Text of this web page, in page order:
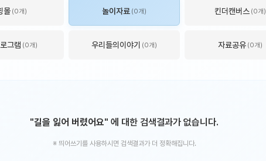
몰 (0개) 놀이자료 (0개) 킨더캔버스 (0개)
그램 (0개) 우리들의이야기 (0개) 자료공유 (0개)
"길을 잃어 버렸어요" 에 대한 검색결과가 없습니다.
※ 띄어쓰기를 사용하시면 검색결과가 더 정확해집니다.